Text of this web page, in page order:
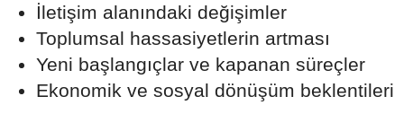
İletişim alanındaki değişimler
Toplumsal hassasiyetlerin artması
Yeni başlangıçlar ve kapanan süreçler
Ekonomik ve sosyal dönüşüm beklentileri